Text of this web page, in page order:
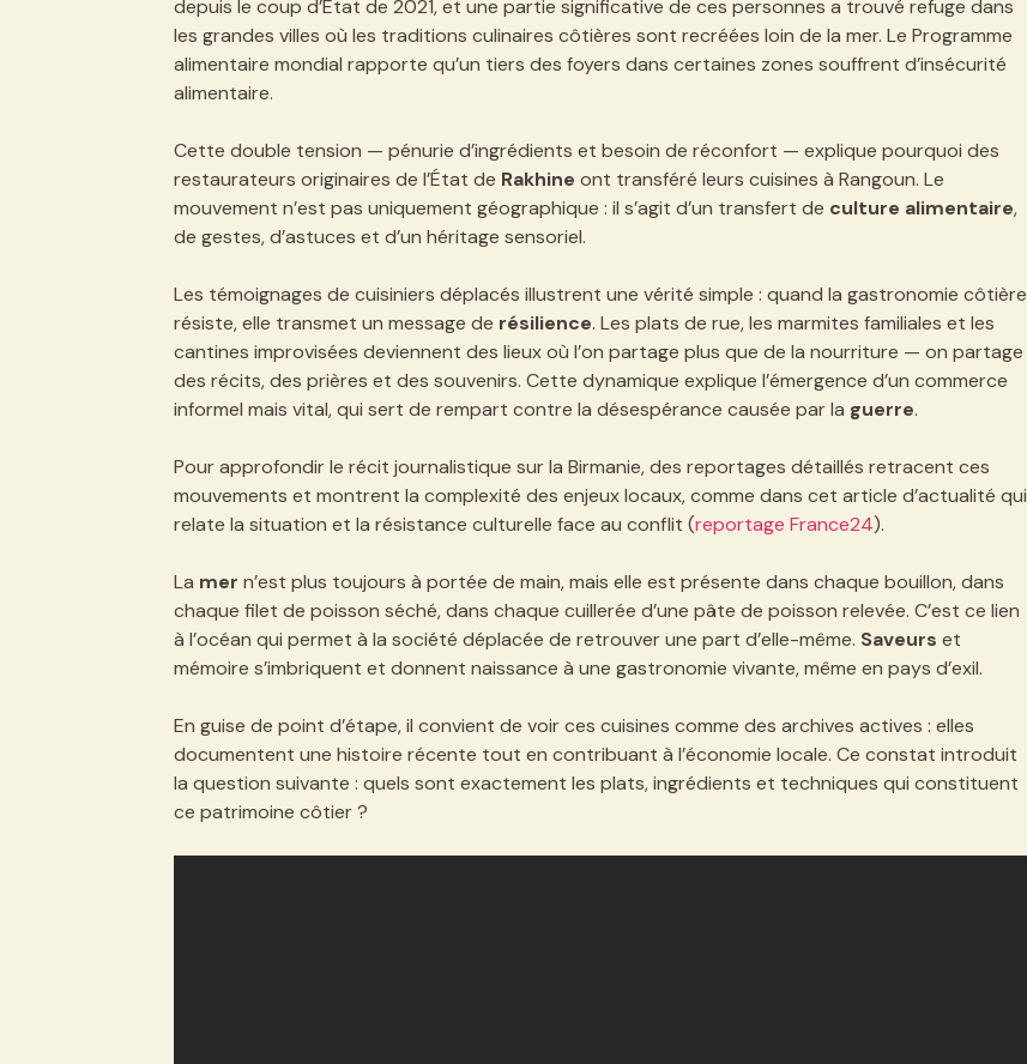
depuis le coup d’État de 2021, et une partie significative de ces personnes a trouvé refuge dans
les grandes villes où les traditions culinaires côtières sont recréées loin de la mer. Le Programme
alimentaire mondial rapporte qu’un tiers des foyers dans certaines zones souffrent d’insécurité
alimentaire.
Cette double tension — pénurie d’ingrédients et besoin de réconfort — explique pourquoi des
restaurateurs originaires de l’État de Rakhine ont transféré leurs cuisines à Rangoun. Le
mouvement n’est pas uniquement géographique : il s’agit d’un transfert de culture alimentaire,
de gestes, d’astuces et d’un héritage sensoriel.
Les témoignages de cuisiniers déplacés illustrent une vérité simple : quand la gastronomie côtière
résiste, elle transmet un message de résilience. Les plats de rue, les marmites familiales et les
cantines improvisées deviennent des lieux où l’on partage plus que de la nourriture — on partage
des récits, des prières et des souvenirs. Cette dynamique explique l’émergence d’un commerce
informel mais vital, qui sert de rempart contre la désespérance causée par la guerre.
Pour approfondir le récit journalistique sur la Birmanie, des reportages détaillés retracent ces
mouvements et montrent la complexité des enjeux locaux, comme dans cet article d’actualité qui
relate la situation et la résistance culturelle face au conflit (reportage France24).
La mer n’est plus toujours à portée de main, mais elle est présente dans chaque bouillon, dans
chaque filet de poisson séché, dans chaque cuillerée d’une pâte de poisson relevée. C’est ce lien
à l’océan qui permet à la société déplacée de retrouver une part d’elle-même. Saveurs et
mémoire s’imbriquent et donnent naissance à une gastronomie vivante, même en pays d’exil.
En guise de point d’étape, il convient de voir ces cuisines comme des archives actives : elles
documentent une histoire récente tout en contribuant à l’économie locale. Ce constat introduit
la question suivante : quels sont exactement les plats, ingrédients et techniques qui constituent
ce patrimoine côtier ?